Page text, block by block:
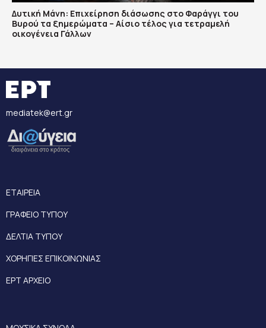
Δυτική Μάνη: Επιχείρηση διάσωσης στο Φαράγγι του
Βυρού τα ξημερώματα – Αίσιο τέλος για τετραμελή
οικογένεια Γάλλων
mediatek@ert.gr
ΕΤΑΙΡΕΙΑ
ΓΡΑΦΕΙΟ ΤΥΠΟΥ
ΔΕΛΤΙΑ ΤΥΠΟΥ
ΧΟΡΗΓΙΕΣ ΕΠΙΚΟΙΝΩΝΙΑΣ
ΕΡΤ ΑΡΧΕΙΟ